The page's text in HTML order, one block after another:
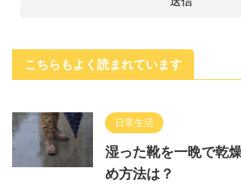
こちらもよく読まれています
日常生活
湿った靴を一晩で乾
め方法は？